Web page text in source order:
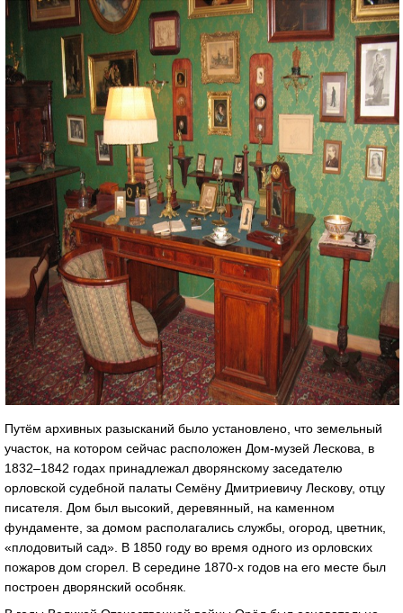
Путём архивных разысканий было установлено, что земельный
участок, на котором сейчас расположен Дом-музей Лескова, в
1832–1842 годах принадлежал дворянскому заседателю
орловской судебной палаты Семёну Дмитриевичу Лескову, отцу
писателя. Дом был высокий, деревянный, на каменном
фундаменте, за домом располагались службы, огород, цветник,
«плодовитый сад». В 1850 году во время одного из орловских
пожаров дом сгорел. В середине 1870-х годов на его месте был
построен дворянский особняк.